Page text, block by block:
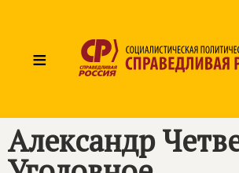
≡
Александр